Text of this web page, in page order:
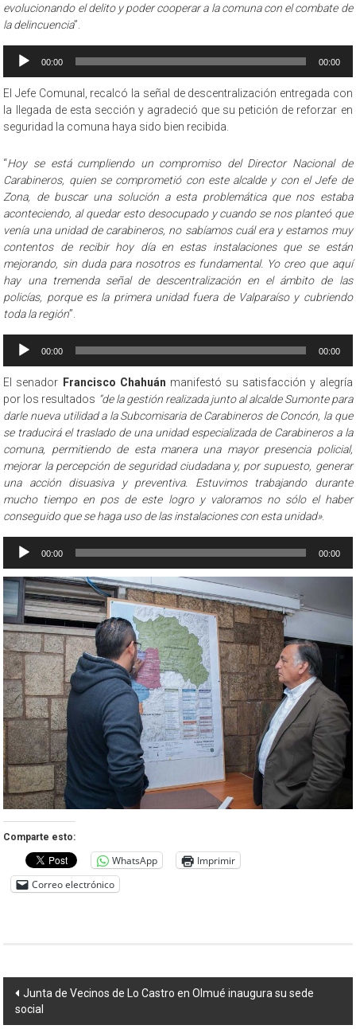
evolucionando el delito y poder cooperar a la comuna con el combate de
la delincuencia”.
Reproductor
audio
00:00 00:00
El Jefe Comunal, recalcó la señal de descentralización entregada con
la llegada de esta sección y agradeció que su petición de reforzar en
seguridad la comuna haya sido bien recibida.
“Hoy se está cumpliendo un compromiso del Director Nacional de
Carabineros, quien se comprometió con este alcalde y con el Jefe de
Zona, de buscar una solución a esta problemática que nos estaba
aconteciendo, al quedar esto desocupado y cuando se nos planteó que
venía una unidad de carabineros, no sabíamos cuál era y estamos muy
contentos de recibir hoy día en estas instalaciones que se están
mejorando, sin duda para nosotros es fundamental. Yo creo que aquí
hay una tremenda señal de descentralización en el ámbito de las
policías, porque es la primera unidad fuera de Valparaíso y cubriendo
toda la región”.
Reproductor
audio
00:00 00:00
El senador Francisco Chahuán manifestó su satisfacción y alegría
por los resultados “de la gestión realizada junto al alcalde Sumonte para
darle nueva utilidad a la Subcomisaria de Carabineros de Concón, la que
se traducirá el traslado de una unidad especializada de Carabineros a la
comuna, permitiendo de esta manera una mayor presencia policial,
mejorar la percepción de seguridad ciudadana y, por supuesto, generar
una acción disuasiva y preventiva. Estuvimos trabajando durante
mucho tiempo en pos de este logro y valoramos no sólo el haber
conseguido que se haga uso de las instalaciones con esta unidad».
Reproductor
audio
00:00 00:00
Comparte esto:
WhatsApp
Imprimir
Correo electrónico
Navegación
de
Junta de Vecinos de Lo Castro en Olmué inaugura su sede
social